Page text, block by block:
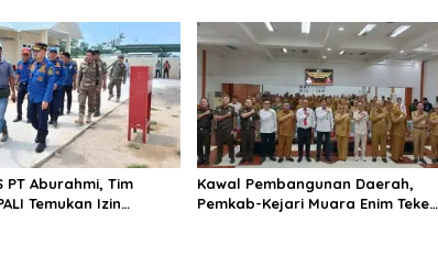
PT Aburahmi, Tim
Temukan Izin
Kawal Pembangunan Daerah,
Pemkab-Kejari Muara Enim Teken